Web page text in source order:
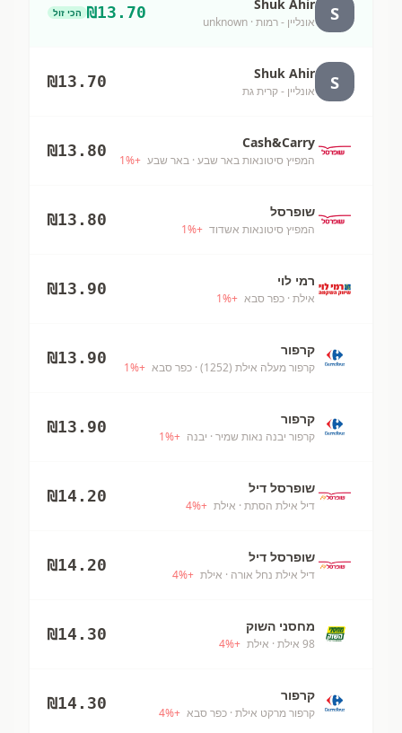
S
Shuk Ahir
אונליין - רמות · unknown
₪13.70 הכי זול
S
Shuk Ahir
אונליין - קרית גת
₪13.70
Cash&Carry
המפיץ סיטונאות באר שבע · באר שבע +
1%
₪13.80
שופרסל
המפיץ סיטונאות אשדוד +
1%
₪13.80
רמי לוי
אילת · כפר סבא +
1%
₪13.90
קרפור
קרפור מעלה אילת (1252) · כפר סבא +
1%
₪13.90
קרפור
קרפור יבנה נאות שמיר · יבנה +
1%
₪13.90
שופרסל דיל
דיל אילת הסתת · אילת +
4%
₪14.20
שופרסל דיל
דיל אילת נחל אורה · אילת +
4%
₪14.20
מחסני השוק
98 אילת · אילת +
4%
₪14.30
קרפור
קרפור מרקט אילת · כפר סבא +
4%
₪14.30